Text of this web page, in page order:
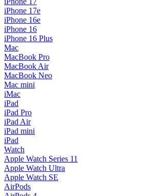
iPhone 17e
iPhone 16e
iPhone 16
iPhone 16 Plus
Mac
MacBook Pro
MacBook Air
MacBook Neo
Mac mini
iMac
iPad
iPad Pro
iPad Air
iPad mini
iPad
Watch
Apple Watch Series 11
Apple Watch Ultra
Apple Watch SE
AirPods